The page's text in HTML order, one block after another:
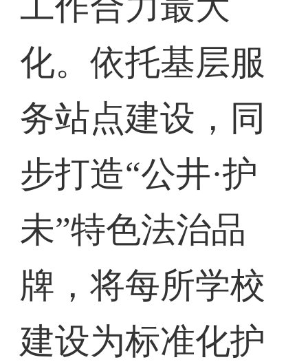
化。依托基层服
务站点建设，同
步打造“公井·护
未”特色法治品
牌，将每所学校
建设为标准化护